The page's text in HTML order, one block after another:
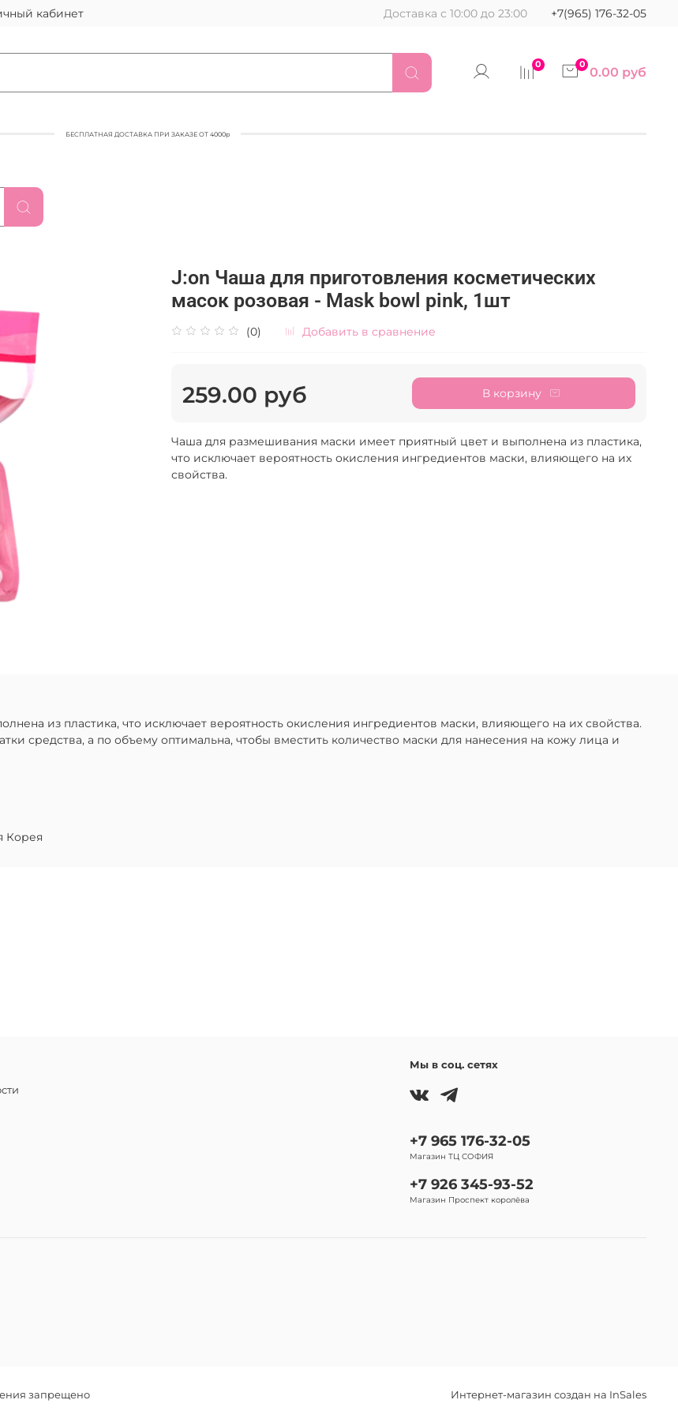
кабинет Доставка с 10:00 до 23:00 +7(965) 176-32-05
0 0 0.00 руб
БЕСПЛАТНАЯ ДОСТАВКА ПРИ ЗАКАЗЕ ОТ 4000р
J:on Чаша для приготовления косметических
масок розовая - Mask bowl pink, 1шт
(0) Добавить в сравнение
259.00 руб В корзину
Чаша для размешивания маски имеет приятный цвет и выполнена из пластика,
что исключает вероятность окисления ингредиентов маски, влияющего на их
свойства.
из пластика, что исключает вероятность окисления ингредиентов маски, влияющего на их свойства.
средства, а по объему оптимальна, чтобы вместить количество маски для нанесения на кожу лица и
Корея
Мы в соц. сетях
+7 965 176-32-05
Магазин ТЦ СОФИЯ
+7 926 345-93-52
Магазин Проспект королёва
запрещено Интернет-магазин создан на InSales